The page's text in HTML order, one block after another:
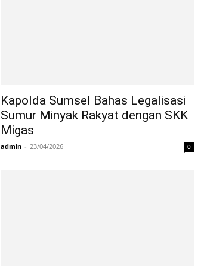
Kapolda Sumsel Bahas Legalisasi
Sumur Minyak Rakyat dengan SKK
Migas
admin - 23/04/2026 0